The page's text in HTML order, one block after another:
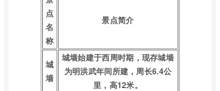
点
名
称
景点简介
城
墙
城墙始建于西周时期，现存城墙
为明洪武年间所建，周长6.4公
里，高12米。